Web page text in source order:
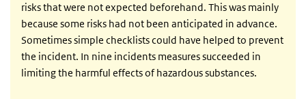
risks that were not expected beforehand. This was mainly
because some risks had not been anticipated in advance.
Sometimes simple checklists could have helped to prevent
the incident. In nine incidents measures succeeded in
limiting the harmful effects of hazardous substances.